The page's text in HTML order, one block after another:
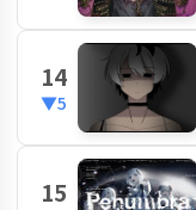
14
▼5
15